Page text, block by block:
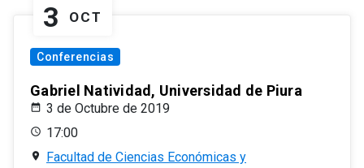
3 OCT
Conferencias
Gabriel Natividad, Universidad de Piura
3 de Octubre de 2019
17:00
Facultad de Ciencias Económicas y